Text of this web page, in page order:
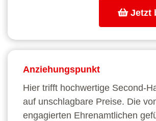
Jetzt
Anziehungspunkt
Hier trifft hochwertige Second-
auf unschlagbare Preise. Die
engagierten Ehrenamtlichen